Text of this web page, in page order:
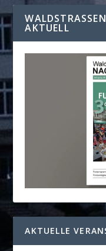
KTUELL
AKTUELLE